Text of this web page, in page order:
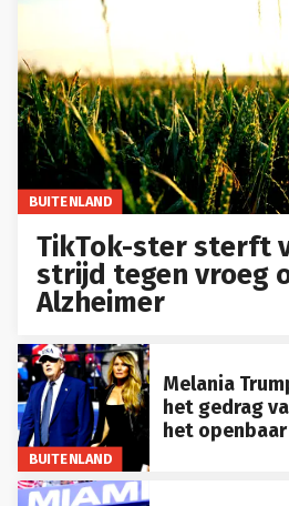
BUITENLAND
TikTok-ster sterft
strijd tegen vroeg
Alzheimer
BUITENLAND
Melania
het gedrag
het openbaar